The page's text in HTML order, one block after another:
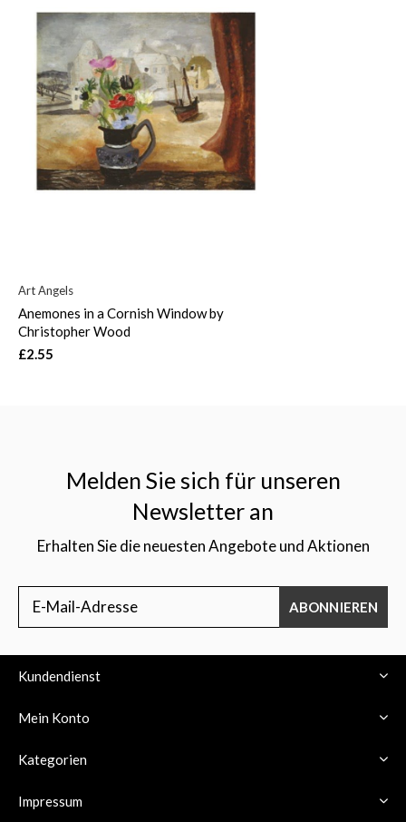
Art Angels
Anemones in a Cornish Window by
Christopher Wood
£2.55
Melden Sie sich für unseren
Newsletter an
Erhalten Sie die neuesten Angebote und Aktionen
ABONNIEREN
Kundendienst
Mein Konto
Kategorien
Impressum